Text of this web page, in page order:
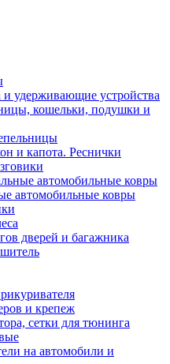
и удерживающие устройства
кошельки, подушки и
и капота. Реснички
автомобильные ковры
автомобильные ковры
дверей и багажника
и крепеж
сетки для тюнинга
на автомобили и